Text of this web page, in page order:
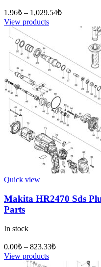
1.96₺ – 1,029.54₺
View products
Quick view
Makita HR2470 Sds
Parts
In stock
0.00₺ – 823.33₺
View products